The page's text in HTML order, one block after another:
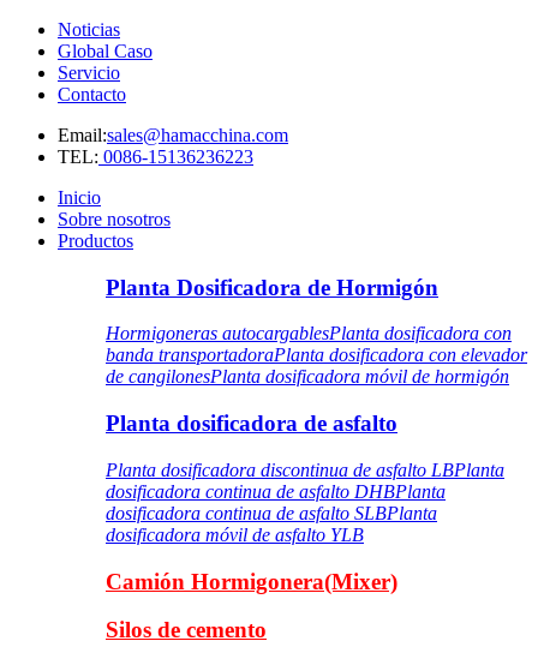
Noticias
Global Caso
Servicio
Contacto
Email:sales@hamacchina.com
TEL: 0086-15136236223
Inicio
Sobre nosotros
Productos
Planta Dosificadora de Hormigón
Hormigoneras autocargablesPlanta dosificadora con
banda transportadoraPlanta dosificadora con elevador
de cangilonesPlanta dosificadora móvil de hormigón
Planta dosificadora de asfalto
Planta dosificadora discontinua de asfalto LBPlanta
dosificadora continua de asfalto DHBPlanta
dosificadora continua de asfalto SLBPlanta
dosificadora móvil de asfalto YLB
Camión Hormigonera(Mixer)
Silos de cemento